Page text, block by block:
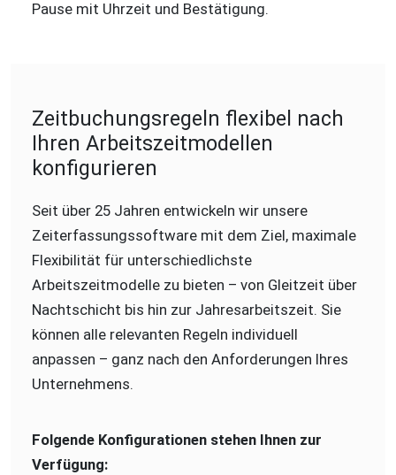
Zeitbuchungsregeln flexibel nach
Ihren Arbeitszeitmodellen
konfigurieren
Seit über 25 Jahren entwickeln wir unsere
Zeiterfassungssoftware mit dem Ziel, maximale
Flexibilität für unterschiedlichste
Arbeitszeitmodelle zu bieten – von Gleitzeit über
Nachtschicht bis hin zur Jahresarbeitszeit. Sie
können alle relevanten Regeln individuell
anpassen – ganz nach den Anforderungen Ihres
Unternehmens.
Folgende Konfigurationen stehen Ihnen zur
Verfügung: